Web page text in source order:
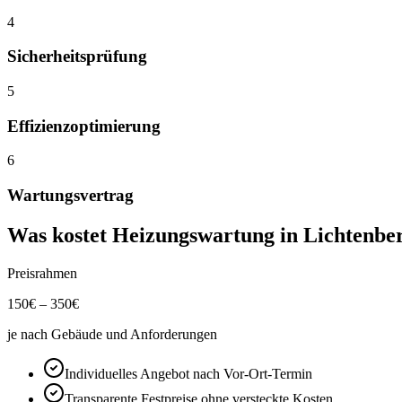
4
Sicherheitsprüfung
5
Effizienzoptimierung
6
Wartungsvertrag
Was kostet Heizungswartung in
Preisrahmen
150€ – 350€
je nach Gebäude und Anforderungen
Individuelles Angebot nach Vor-Ort-Termin
Transparente Festpreise ohne versteckte Kosten